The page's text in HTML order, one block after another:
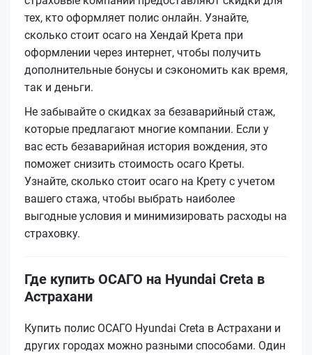
тех, кто оформляет полис онлайн. Узнайте,
сколько стоит осаго на Хендай Крета при
оформлении через интернет, чтобы получить
дополнительные бонусы и сэкономить как время,
так и деньги.
Не забывайте о скидках за безаварийный стаж,
которые предлагают многие компании. Если у
вас есть безаварийная история вождения, это
поможет снизить стоимость осаго Креты.
Узнайте, сколько стоит осаго на Крету с учетом
вашего стажа, чтобы выбрать наиболее
выгодные условия и минимизировать расходы на
страховку.
Где купить ОСАГО на Hyundai Creta в
Астрахани
Купить полис ОСАГО Hyundai Creta в Астрахани и
других городах можно разными способами. Один